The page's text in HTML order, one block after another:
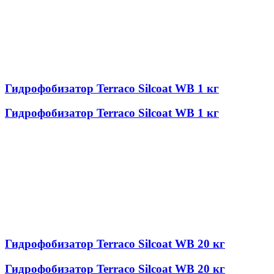
Гидрофобизатор Terraco Silcoat WB 1 кг
Гидрофобизатор Terraco Silcoat WB 1 кг
Гидрофобизатор Terraco Silcoat WB 20 кг
Гидрофобизатор Terraco Silcoat WB 20 кг